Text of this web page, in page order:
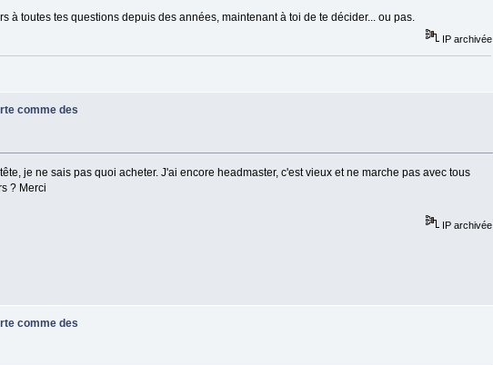
à toutes tes questions depuis des années, maintenant à toi de te décider... ou pas.
IP archivée
comme des
je ne sais pas quoi acheter. J'ai encore headmaster, c'est vieux et ne marche pas avec tous
? Merci
IP archivée
comme des